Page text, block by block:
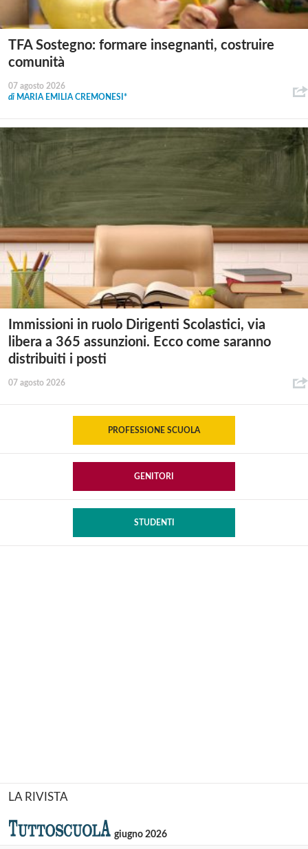
TFA Sostegno: formare insegnanti, costruire
comunità
07 agosto 2026
di MARIA EMILIA CREMONESI*
Immissioni in ruolo Dirigenti Scolastici, via
libera a 365 assunzioni. Ecco come saranno
distribuiti i posti
07 agosto 2026
PROFESSIONE SCUOLA
GENITORI
STUDENTI
LA RIVISTA
giugno 2026